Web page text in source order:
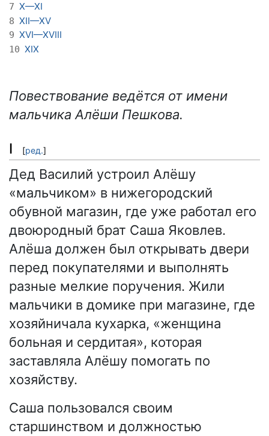
7 X—XI
8 XII—XV
9 XVI—XVIII
10 XIX
Повествование ведётся от имени
мальчика Алёши Пешкова.
I [ред.]
Дед Василий устроил Алёшу
«мальчиком» в нижегородский
обувной магазин, где уже работал его
двоюродный брат Саша Яковлев.
Алёша должен был открывать двери
перед покупателями и выполнять
разные мелкие поручения. Жили
мальчики в домике при магазине, где
хозяйничала кухарка, «женщина
больная и сердитая», которая
заставляла Алёшу помогать по
хозяйству.
Саша пользовался своим
старшинством и должностью